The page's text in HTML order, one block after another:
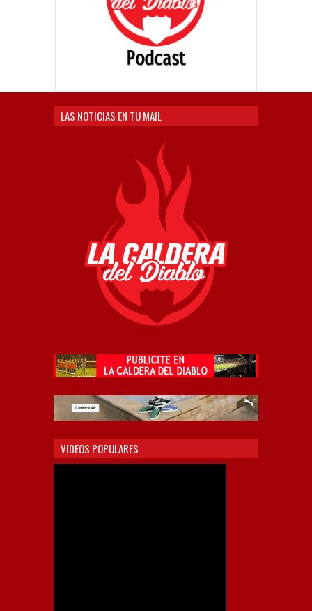
LAS NOTICIAS EN TU MAIL
VIDEOS POPULARES